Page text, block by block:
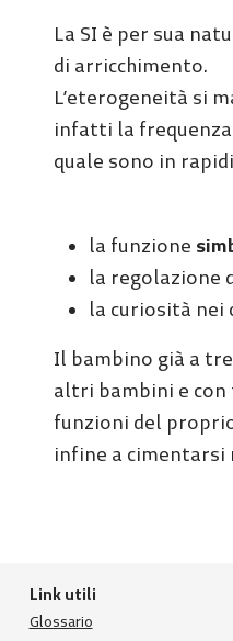
La SI è per sua
di arricchimento.
L’eterogeneità si
infatti la
quale sono in
la funzione
la regolazione
la curiosità nei
Il bambino già a
altri bambini e
funzioni del
infine a cimentarsi
Link utili
Glossario